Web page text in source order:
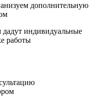
дополнительную
индивидуальные
работы